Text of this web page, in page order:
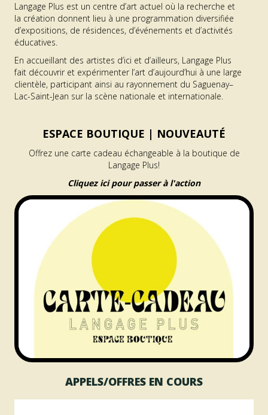
Langage Plus est un centre d’art actuel où la recherche et
la création donnent lieu à une programmation diversifiée
d’expositions, de résidences, d’événements et d’activités
éducatives.
En accueillant des artistes d’ici et d’ailleurs, Langage Plus
fait découvrir et expérimenter l’art d’aujourd’hui à une large
clientèle, participant ainsi au rayonnement du Saguenay–
Lac-Saint-Jean sur la scène nationale et internationale.
ESPACE BOUTIQUE | NOUVEAUTÉ
Offrez une carte cadeau échangeable à la boutique de
Langage Plus!
Cliquez ici pour passer à l'action
APPELS/OFFRES EN COURS